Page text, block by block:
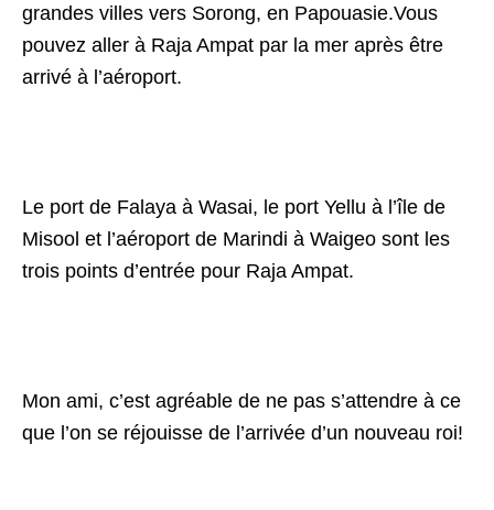
grandes villes vers Sorong, en Papouasie.Vous
pouvez aller à Raja Ampat par la mer après être
arrivé à l’aéroport.
Le port de Falaya à Wasai, le port Yellu à l’île de
Misool et l’aéroport de Marindi à Waigeo sont les
trois points d’entrée pour Raja Ampat.
Mon ami, c’est agréable de ne pas s’attendre à ce
que l’on se réjouisse de l’arrivée d’un nouveau roi!